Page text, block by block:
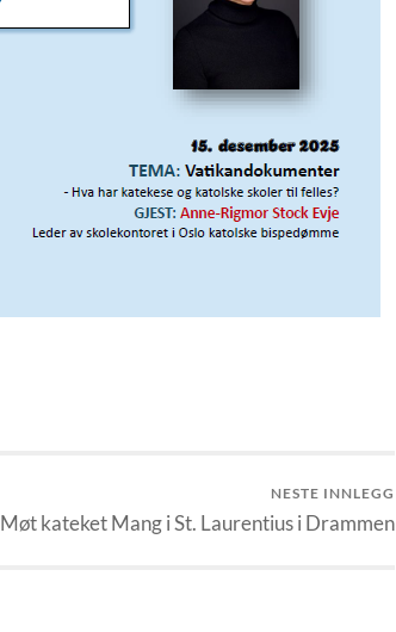
NESTE INNLEGG
Møt kateket Mang i St. Laurentius i Drammen